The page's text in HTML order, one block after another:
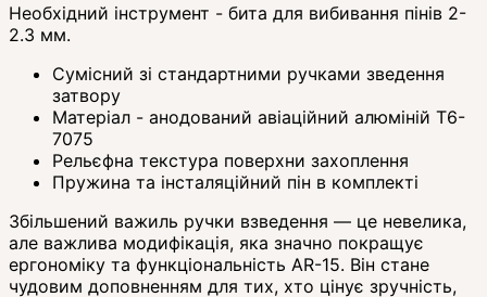
Необхідний інструмент - бита для вибивання пінів 2-
2.3 мм.
Сумісний зі стандартними ручками зведення
затвору
Матеріал - анодований авіаційний алюміній Т6-
7075
Рельєфна текстура поверхни захоплення
Пружина та інсталяційний пін в комплекті
Збільшений важиль ручки взведення — це невелика,
але важлива модифікація, яка значно покращує
ергономіку та функціональність AR-15. Він стане
чудовим доповненням для тих, хто цінує зручність,